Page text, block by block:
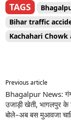
TAGS
Bihar traffic
Kachahari Chowk
Previous article
Bhagalpur News:
उजाड़ी खेती, भागलपुर के
बोले–अब बस मुआवजा